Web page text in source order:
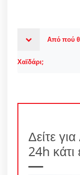
Από πού
Χαϊδάρι;
Δείτε
24h κάτι